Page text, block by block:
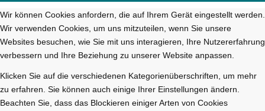
Wir können Cookies anfordern, die auf Ihrem Gerät eingestellt werden.
Wir verwenden Cookies, um uns mitzuteilen, wenn Sie unsere
Websites besuchen, wie Sie mit uns interagieren, Ihre Nutzererfahrung
verbessern und Ihre Beziehung zu unserer Website anpassen.
Klicken Sie auf die verschiedenen Kategorienüberschriften, um mehr
zu erfahren. Sie können auch einige Ihrer Einstellungen ändern.
Beachten Sie, dass das Blockieren einiger Arten von Cookies